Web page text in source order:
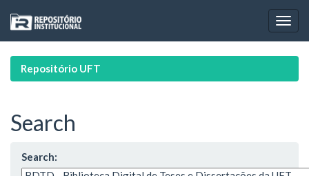
navigation
Repositório UFT
Search
Search: